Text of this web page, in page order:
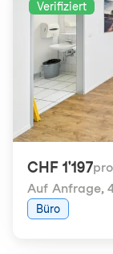
Verifiziert
CHF 1'197
Auf Anfrage,
Büro